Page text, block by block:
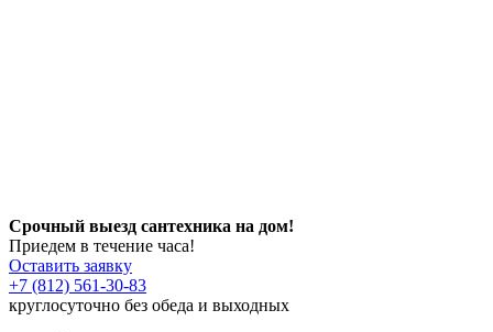
Срочный выезд сантехника на дом!
Приедем в течение часа!
Оставить заявку
+7 (812) 561-30-83
круглосуточно без обеда и выходных